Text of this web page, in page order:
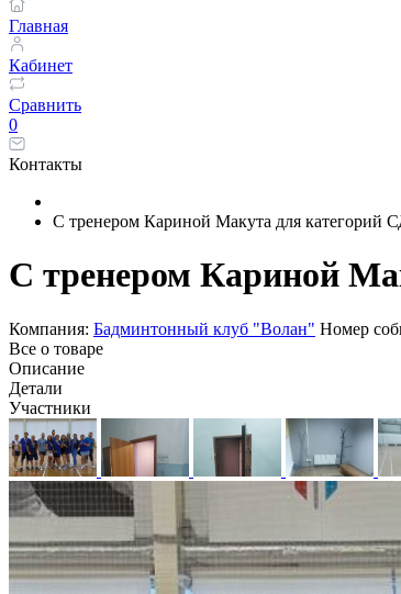
Главная
Кабинет
Сравнить
0
Контакты
С тренером Кариной Макута для категорий
С тренером Кариной
Компания: Бадминтонный клуб "Волан" Номер
Все о товаре
Описание
Детали
Участники